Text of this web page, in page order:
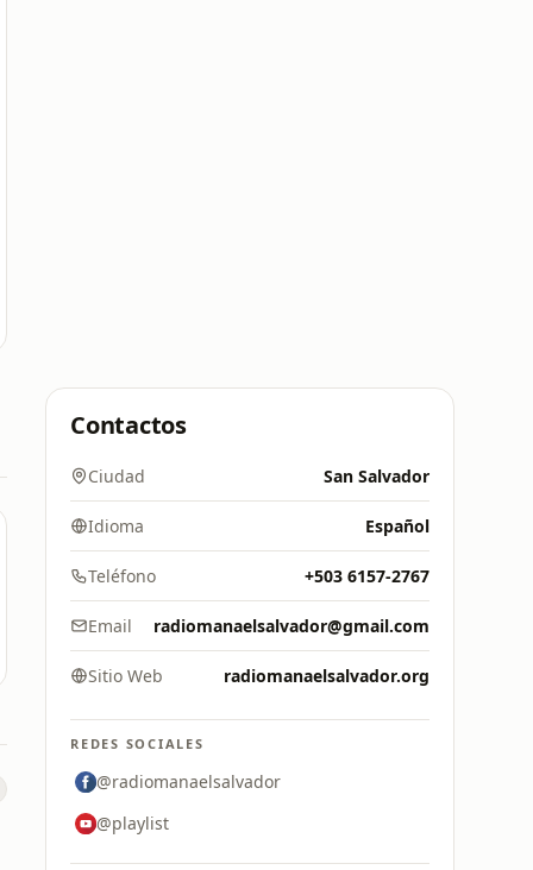
Contactos
Ciudad San Salvador
Idioma Español
Teléfono +503 6157-2767
Email radiomanaelsalvador@gmail.com
Sitio Web radiomanaelsalvador.org
REDES SOCIALES
@radiomanaelsalvador
@playlist